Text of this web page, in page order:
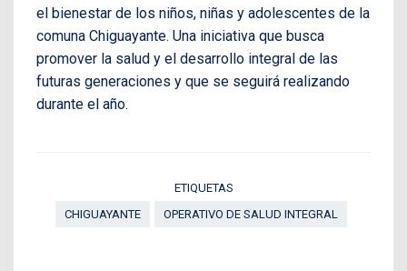
el bienestar de los niños, niñas y adolescentes de la
comuna Chiguayante. Una iniciativa que busca
promover la salud y el desarrollo integral de las
futuras generaciones y que se seguirá realizando
durante el año.
ETIQUETAS
CHIGUAYANTE
OPERATIVO DE SALUD INTEGRAL